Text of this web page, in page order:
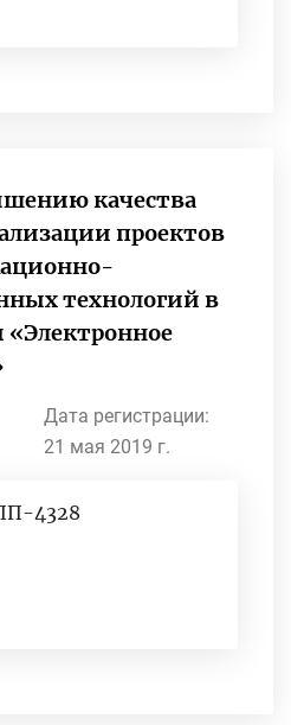
качества
проектов
технологий в
Дата регистрации:
21 мая 2019 г.
4328